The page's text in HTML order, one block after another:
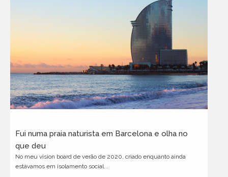
Fui numa praia naturista em Barcelona e olha no
que deu
No meu vision board de verão de 2020, criado enquanto ainda
estávamos em isolamento social...